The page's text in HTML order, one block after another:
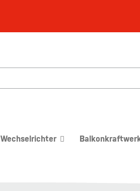
Wechselrichter